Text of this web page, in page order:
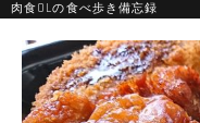
肉食OLの食べ歩き備忘録